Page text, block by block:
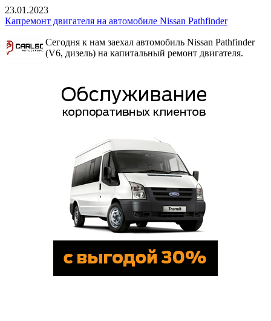
23.01.2023
Капремонт двигателя на автомобиле Nissan Pathfinder
Сегодня к нам заехал автомобиль Nissan Pathfinder
(V6, дизель) на капитальный ремонт двигателя.